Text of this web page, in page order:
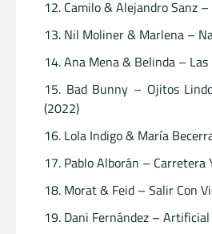
Camilo & Alejandro Sanz
Nil Moliner & Marlena –
Ana Mena & Belinda –
Bad Bunny – Ojitos
(2022)
Lola Indigo & María
Pablo Alborán – Carretera
Morat & Feid – Salir Con
Dani Fernández –